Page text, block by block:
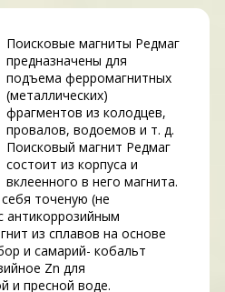
Поисковые магниты Редмаг
предназначены для
подъема ферромагнитных
(металлических)
фрагментов из колодцев,
провалов, водоемов и т. д.
Поисковый магнит Редмаг
состоит из корпуса и
вклеенного в него магнита.
точеную (не
антикоррозийным
из сплавов на основе
и самарий- кобальт
Zn для
и пресной воде.